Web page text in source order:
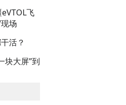
飞
场
活？
块大屏”到